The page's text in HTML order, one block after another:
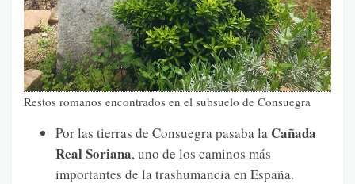
Restos romanos encontrados en el subsuelo de Consuegra
Por las tierras de Consuegra pasaba la Cañada
Real Soriana, uno de los caminos más
importantes de la trashumancia en España.